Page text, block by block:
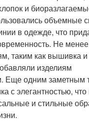
и
объемные
в одежде, что
Не
таким как вышивка
изделиям
Еще одним заметным
с элегантностью,
и стильные